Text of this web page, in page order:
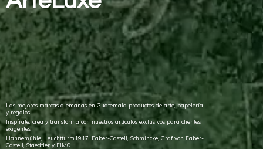
Las mejores marcas alemanas en Guatemala productos de arte, papelería
y regalos
Inspírate, crea y transforma con nuestros artículos exclusivos para clientes
exigentes
Hahnemühle, Leuchtturm1917, Faber-Castell, Schmincke, Graf von Faber-
Castell, Staedtler y FIMO